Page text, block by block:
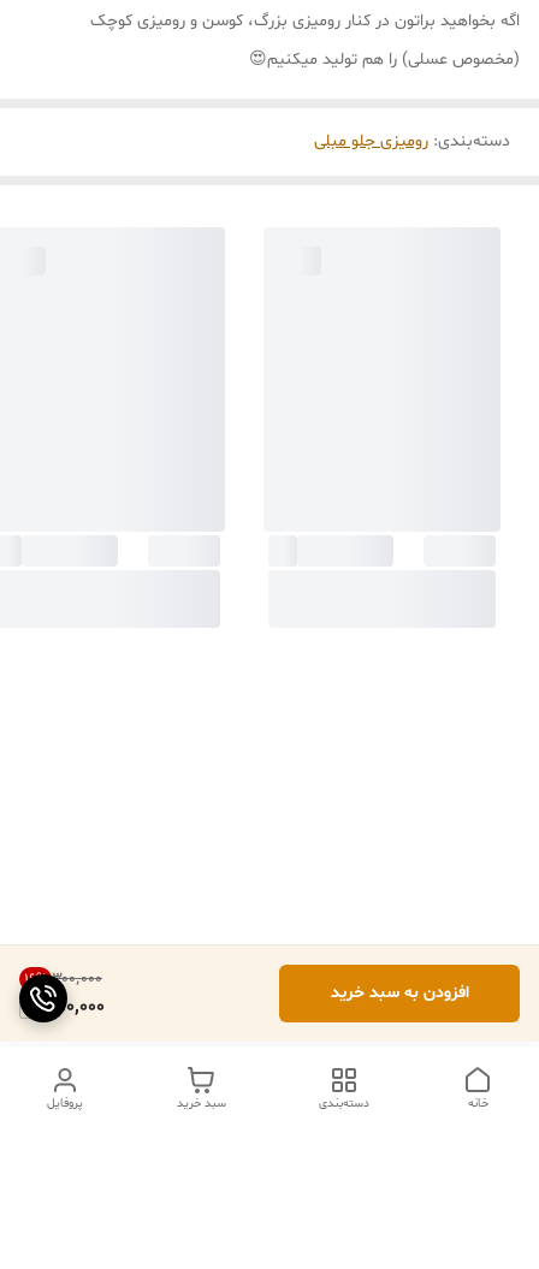
۳۰۰٬۰۰۰ 16%
250,000
افزودن به سبد خرید
اگه بخواهید براتون در کنار رومیزی بزرگ، کوسن و رومیزی کوچک
(مخصوص عسلی) را هم تولید میکنیم😍
دسته‌بندی: رومیزی جلو مبلی
پروفایل سبد خرید دسته‌بندی خانه